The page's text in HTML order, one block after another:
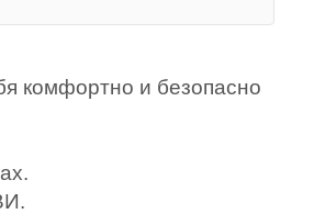
комфортно и безопасно